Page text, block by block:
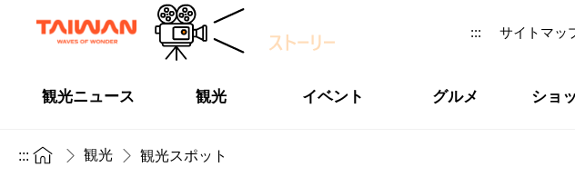
::: サイトマッ
観光ニュース 観光 イベント グルメ ショ
::: 観光 観光スポット